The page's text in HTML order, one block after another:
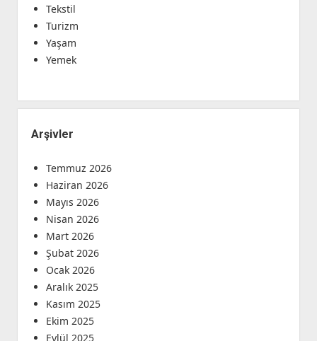
Tekstil
Turizm
Yaşam
Yemek
Arşivler
Temmuz 2026
Haziran 2026
Mayıs 2026
Nisan 2026
Mart 2026
Şubat 2026
Ocak 2026
Aralık 2025
Kasım 2025
Ekim 2025
Eylül 2025